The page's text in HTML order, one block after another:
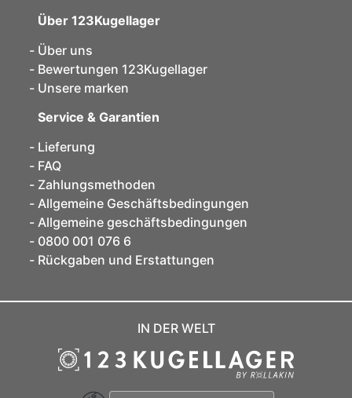
Über 123Kugellager
Über uns
Bewertungen 123Kugellager
Unsere marken
Service & Garantien
Lieferung
FAQ
Zahlungsmethoden
Allgemeine Geschäftsbedingungen
Allgemeine geschäftsbedingungen
0800 001 076 6
Rückgaben und Erstattungen
IN DER WELT